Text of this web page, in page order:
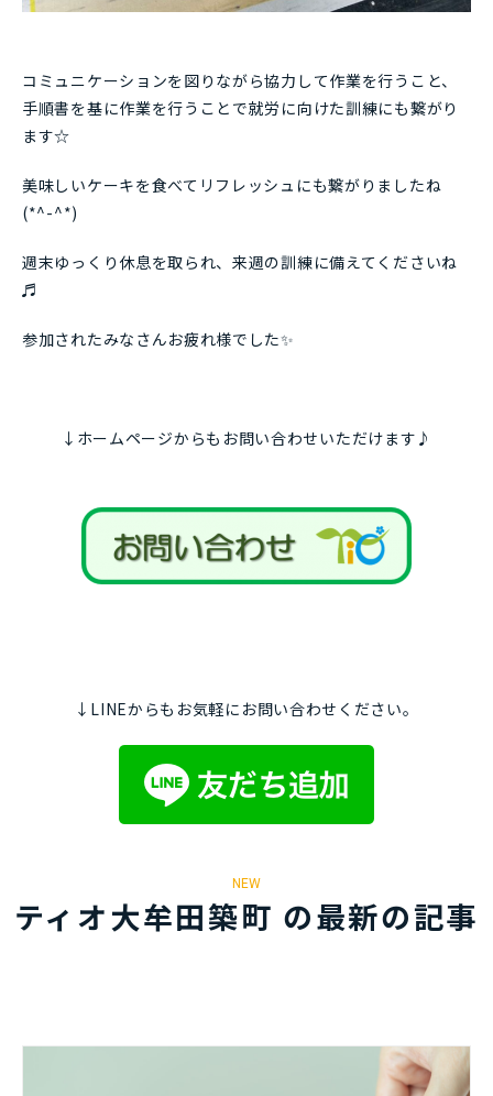
コミュニケーションを図りながら協力して作業を行うこと、
手順書を基に作業を行うことで就労に向けた訓練にも繋がり
ます☆
美味しいケーキを食べてリフレッシュにも繋がりましたね
(*^-^*)
週末ゆっくり休息を取られ、来週の訓練に備えてくださいね
♬
参加されたみなさんお疲れ様でした✨
↓ホームページからもお問い合わせいただけます♪
↓LINEからもお気軽にお問い合わせください。
NEW
ティオ大牟田築町 の最新の記事